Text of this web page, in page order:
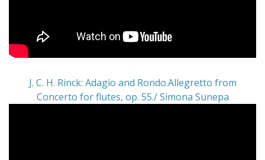
J. C. H. Rinck: Adagio and Rondo.Allegretto from
Concerto for flutes, op. 55./ Simona Sunepa